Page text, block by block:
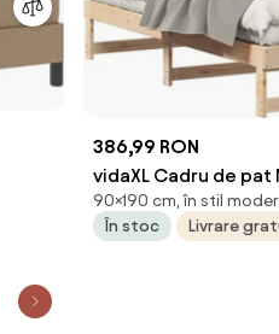
386,99 RON
vidaXL Cadru de pat
Lemn de pin masiv
90×190 cm, în stil
În stoc
Livrare